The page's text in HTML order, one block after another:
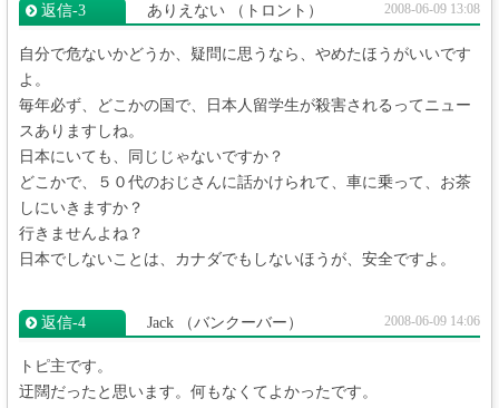
返信‐3 ありえない （トロント） 2008-06-09 13:08
自分で危ないかどうか、疑問に思うなら、やめたほうがいいです
よ。
毎年必ず、どこかの国で、日本人留学生が殺害されるってニュー
スありますしね。
日本にいても、同じじゃないですか？
どこかで、５０代のおじさんに話かけられて、車に乗って、お茶
しにいきますか？
行きませんよね？
日本でしないことは、カナダでもしないほうが、安全ですよ。
返信‐4 Jack （バンクーバー） 2008-06-09 14:06
トピ主です。
迂闊だったと思います。何もなくてよかったです。